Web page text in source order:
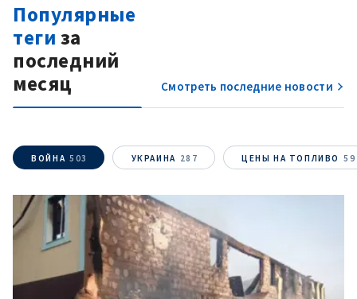
Популярные
теги за
последний
месяц
Смотреть последние новости
ВОЙНА 503 УКРАИНА 287 ЦЕНЫ НА ТОПЛИВО 59